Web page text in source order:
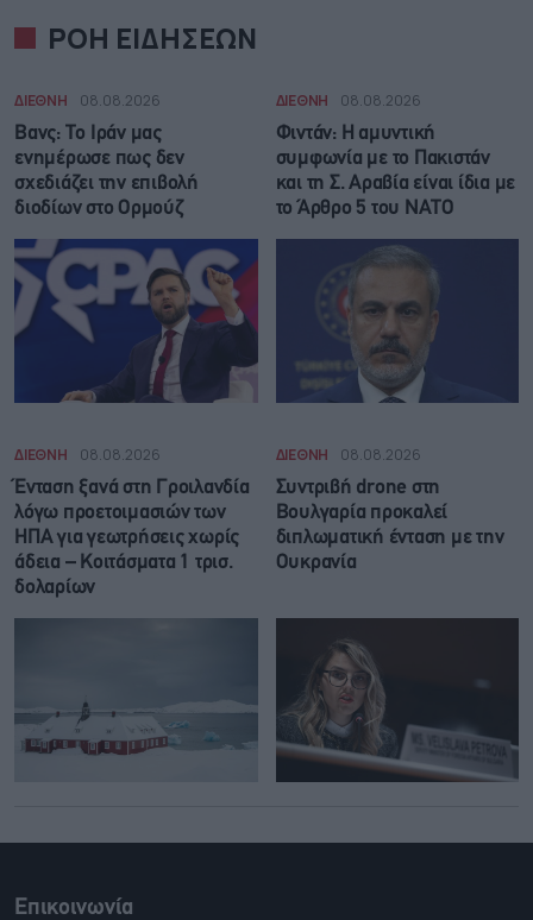
ΡΟΗ ΕΙΔΗΣΕΩΝ
ΔΙΕΘΝΗ 08.08.2026
Βανς: Το Ιράν μας
ενημέρωσε πως δεν
σχεδιάζει την επιβολή
διοδίων στο Ορμούζ
ΔΙΕΘΝΗ 08.08.2026
Φιντάν: Η αμυντική
συμφωνία με το Πακιστάν
και τη Σ. Αραβία είναι ίδια με
τo Άρθρο 5 του ΝΑΤΟ
ΔΙΕΘΝΗ 08.08.2026
Ένταση ξανά στη Γροιλανδία
λόγω προετοιμασιών των
ΗΠΑ για γεωτρήσεις χωρίς
άδεια – Κοιτάσματα 1 τρισ.
δολαρίων
ΔΙΕΘΝΗ 08.08.2026
Συντριβή drone στη
Βουλγαρία προκαλεί
διπλωματική ένταση με την
Ουκρανία
Επικοινωνία